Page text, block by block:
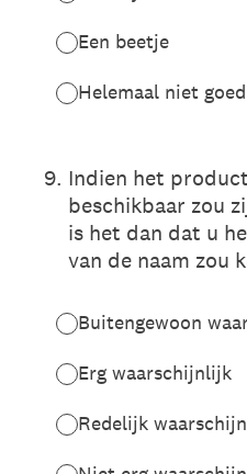
Een beetje
Helemaal niet goed
9. Indien het
beschikbaar zou
is het dan dat u
van de naam zou
Buitengewoon
Erg waarschijnlijk
Redelijk